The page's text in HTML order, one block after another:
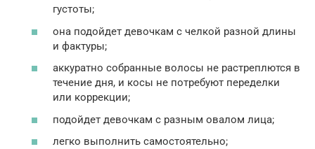
густоты;
она подойдет девочкам с челкой разной длины
и фактуры;
аккуратно собранные волосы не растреплются в
течение дня, и косы не потребуют переделки
или коррекции;
подойдет девочкам с разным овалом лица;
легко выполнить самостоятельно;